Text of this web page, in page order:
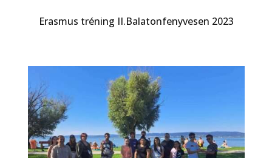
Erasmus tréning II.Balatonfenyvesen 2023